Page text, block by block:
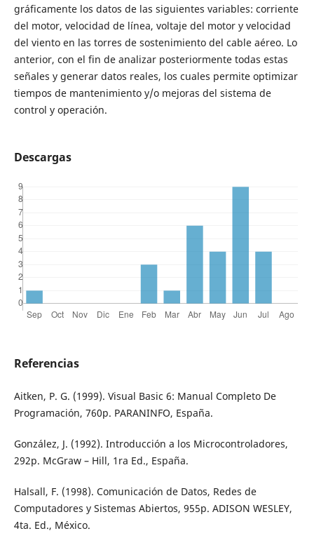
gráficamente los datos de las siguientes variables: corriente
del motor, velocidad de línea, voltaje del motor y velocidad
del viento en las torres de sostenimiento del cable aéreo. Lo
anterior, con el fin de analizar posteriormente todas estas
señales y generar datos reales, los cuales permite optimizar
tiempos de mantenimiento y/o mejoras del sistema de
control y operación.
Descargas
Referencias
Aitken, P. G. (1999). Visual Basic 6: Manual Completo De
Programación, 760p. PARANINFO, España.
González, J. (1992). Introducción a los Microcontroladores,
292p. McGraw – Hill, 1ra Ed., España.
Halsall, F. (1998). Comunicación de Datos, Redes de
Computadores y Sistemas Abiertos, 955p. ADISON WESLEY,
4ta. Ed., México.